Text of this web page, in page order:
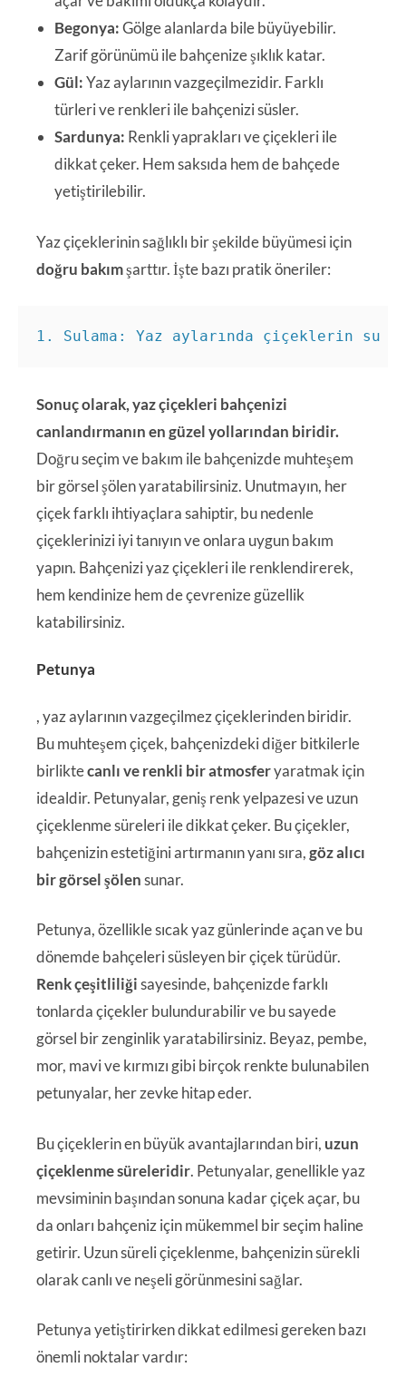
Begonya:Gölge alanlarda bile büyüyebilir.
Zarif görünümü ile bahçenize şıklık katar.
Gül:Yaz aylarının vazgeçilmezidir. Farklı
türleri ve renkleri ile bahçenizi süsler.
Sardunya: Renkli yaprakları ve çiçekleri ile
dikkat çeker. Hem saksıda hem de bahçede
yetiştirilebilir.
Yaz çiçeklerinin sağlıklı bir şekilde büyümesi için
doğru bakımşarttır. İşte bazı pratik öneriler:
1. Sulama: Yaz aylarında çiçeklerin su
Sonuç olarak, yaz çiçekleri bahçenizi
canlandırmanın en güzel yollarından biridir.
Doğru seçim ve bakım ile bahçenizde muhteşem
bir görsel şölen yaratabilirsiniz. Unutmayın, her
çiçek farklı ihtiyaçlara sahiptir, bu nedenle
çiçeklerinizi iyi tanıyın ve onlara uygun bakım
yapın. Bahçenizi yaz çiçekleri ile renklendirerek,
hem kendinize hem de çevrenize güzellik
katabilirsiniz.
Petunya
, yaz aylarının vazgeçilmez çiçeklerinden biridir.
Bu muhteşem çiçek, bahçenizdeki diğer bitkilerle
birliktecanlı ve renkli bir atmosferyaratmak için
idealdir. Petunyalar, geniş renk yelpazesi ve uzun
çiçeklenme süreleri ile dikkat çeker. Bu çiçekler,
bahçenizin estetiğini artırmanın yanı sıra,göz alıcı
bir görsel şölensunar.
Petunya, özellikle sıcak yaz günlerinde açan ve bu
dönemde bahçeleri süsleyen bir çiçek türüdür.
Renk çeşitliliğisayesinde, bahçenizde farklı
tonlarda çiçekler bulundurabilir ve bu sayede
görsel bir zenginlik yaratabilirsiniz. Beyaz, pembe,
mor, mavi ve kırmızı gibi birçok renkte bulunabilen
petunyalar, her zevke hitap eder.
Bu çiçeklerin en büyük avantajlarından biri, uzun
çiçeklenme süreleridir. Petunyalar, genellikle yaz
mevsiminin başından sonuna kadar çiçek açar, bu
da onları bahçeniz için mükemmel bir seçim haline
getirir. Uzun süreli çiçeklenme, bahçenizin sürekli
olarak canlı ve neşeli görünmesini sağlar.
Petunya yetiştirirken dikkat edilmesi gereken bazı
önemli noktalar vardır: